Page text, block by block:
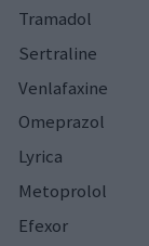
Tramadol
Sertraline
Venlafaxine
Omeprazol
Lyrica
Metoprolol
Efexor